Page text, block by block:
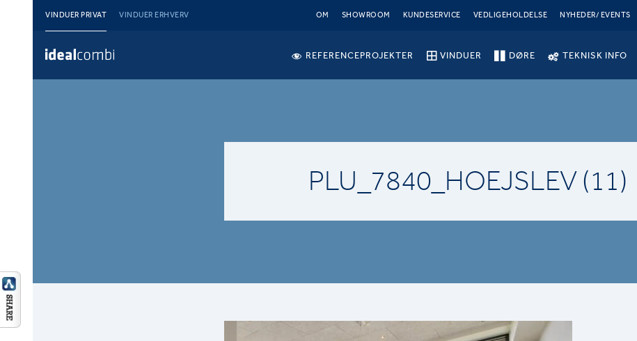
VINDUER PRIVAT VINDUER ERHVERV OM SHOWROOM KUNDESERVICE VEDLIGEHOLDELSE NYHEDER/ EVENTS
REFERENCEPROJEKTER VINDUER DØRE TEKNISK INFO
PLU_7840_HOEJSLEV (11)